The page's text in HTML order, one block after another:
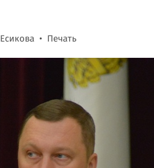
Печать